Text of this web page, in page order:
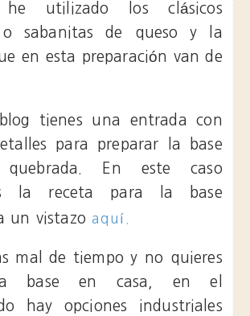
utilizado los clásicos
o sabanitas de queso y la
en esta preparación van de
tienes una entrada con
para preparar la base
En este caso
la receta para la base
un vistazoaquí.
mal de tiempo y no quieres
base en casa, en el
hay opciones industriales